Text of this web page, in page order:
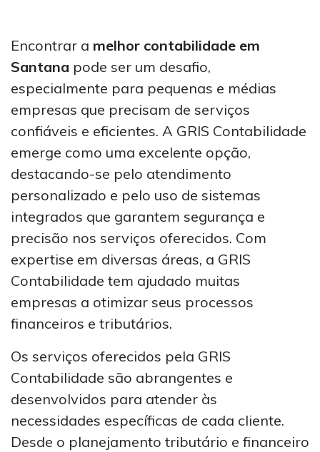
Encontrar a melhor contabilidade em
Santana pode ser um desafio,
especialmente para pequenas e médias
empresas que precisam de serviços
confiáveis e eficientes. A GRIS Contabilidade
emerge como uma excelente opção,
destacando-se pelo atendimento
personalizado e pelo uso de sistemas
integrados que garantem segurança e
precisão nos serviços oferecidos. Com
expertise em diversas áreas, a GRIS
Contabilidade tem ajudado muitas
empresas a otimizar seus processos
financeiros e tributários.
Os serviços oferecidos pela GRIS
Contabilidade são abrangentes e
desenvolvidos para atender às
necessidades específicas de cada cliente.
Desde o planejamento tributário e financeiro